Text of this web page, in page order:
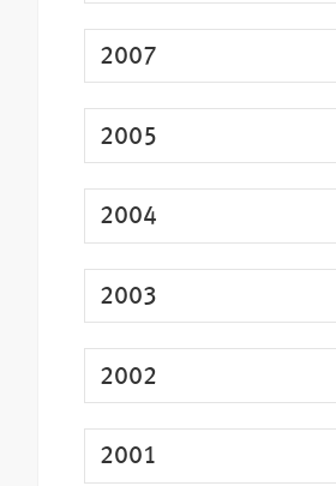
2007
2005
2004
2003
2002
2001